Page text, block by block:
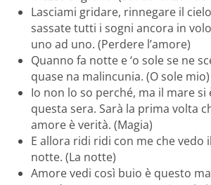
Lasciami gridare, rinnegare il
sassate tutti i sogni ancora in
uno ad uno. (Perdere l’amore)
Quanno fa notte e ‘o sole se ne
quase na malincunia. (O sole mio)
Io non lo so perché, ma il mare si
questa sera. Sarà la prima volta
amore è verità. (Magia)
E allora ridi ridi con me che vedo
notte. (La notte)
Amore vedi così buio è questo